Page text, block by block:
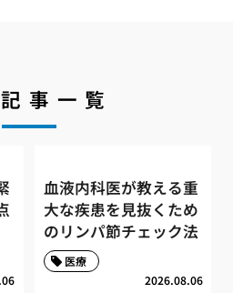
事一覧
血液内科医が教える重
大な疾患を見抜くため
のリンパ節チェック法
2026.08.06
医療